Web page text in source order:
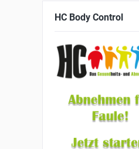
HC Body Control